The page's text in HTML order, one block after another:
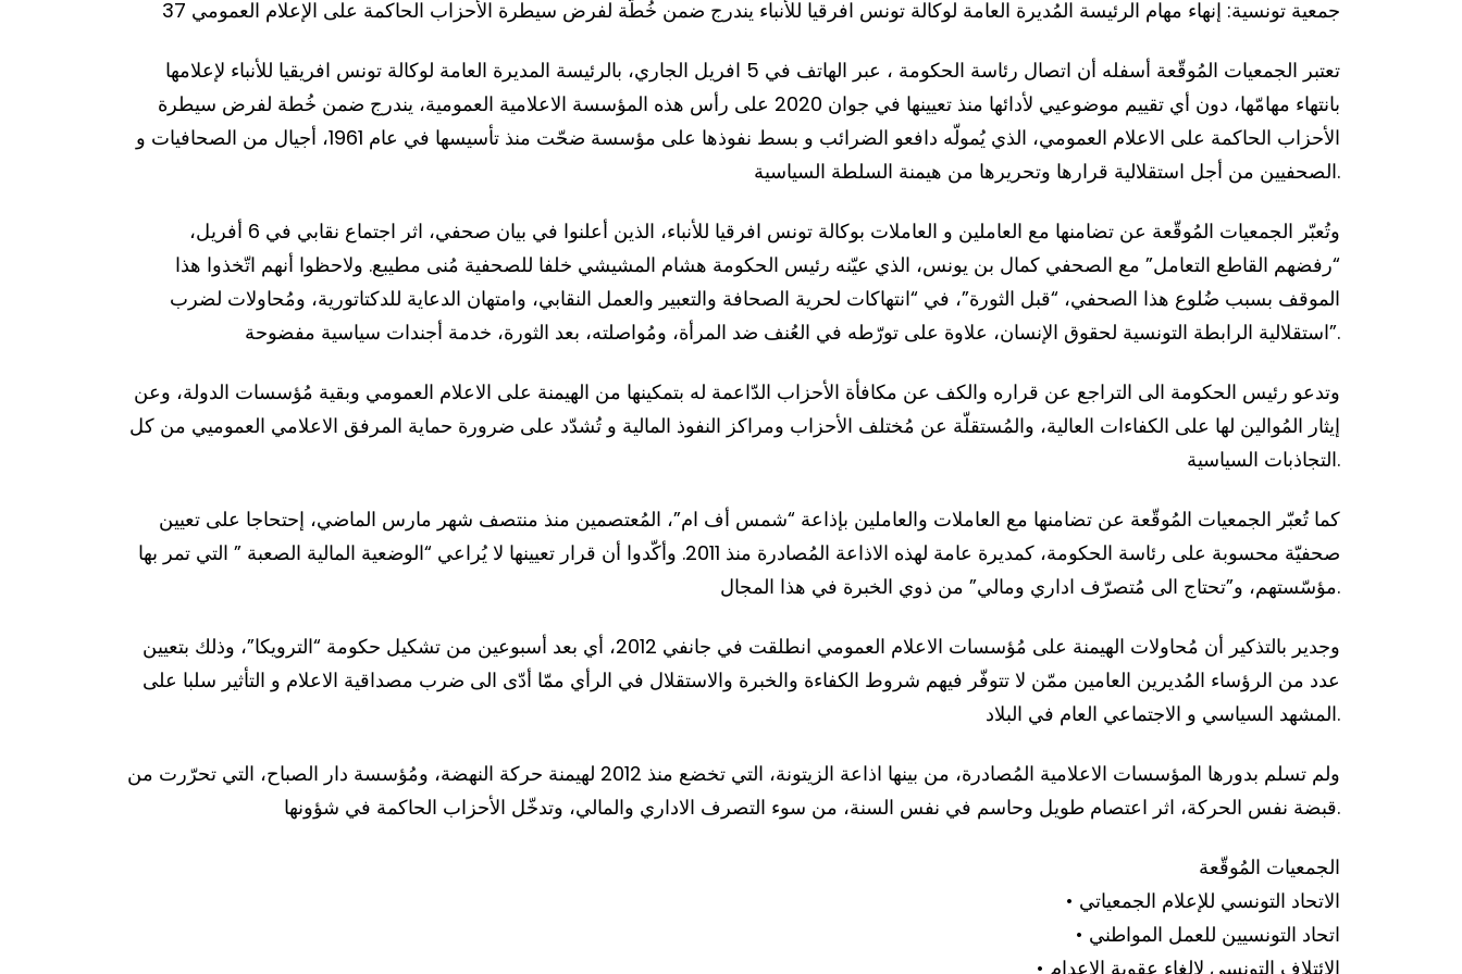
جمعية
إنهاء
مهام
الرئيسة
المُديرة
لوكالة
تونس
افرقيا
للأنباء
ضمن
سيطرة
الأحزاب
الحاكمة
الإعلام
العمومي
37 جمعية تونسية: إنهاء مهام الرئيسة المُديرة العامة لوكالة تونس افرقيا للأنباء يندرج ضمن خُطّة لفرض سيطرة الأحزاب الحاكمة على الإعلام العمومي
تعتبر الجمعيات المُوقّعة أسفله أن اتصال رئاسة الحكومة ، عبر الهاتف في 5 افريل الجاري، بالرئيسة المديرة العامة لوكالة تونس افريقيا للأنباء لإعلامها
بانتهاء مهامّها، دون أي تقييم موضوعيي لأدائها منذ تعيينها في جوان 2020 على رأس هذه المؤسسة الاعلامية العمومية، يندرج ضمن خُطة لفرض سيطرة
الأحزاب الحاكمة على الاعلام العمومي، الذي يُمولّه دافعو الضرائب و بسط نفوذها على مؤسسة ضحّت منذ تأسيسها في عام 1961، أجيال من الصحافيات و
الصحفيين من أجل استقلالية قرارها وتحريرها من هيمنة السلطة السياسية.
وتُعبّر الجمعيات المُوقّعة عن تضامنها مع العاملين و العاملات بوكالة تونس افرقيا للأنباء، الذين أعلنوا في بيان صحفي، اثر اجتماع نقابي في 6 أفريل،
“رفضهم القاطع التعامل” مع الصحفي كمال بن يونس، الذي عيّنه رئيس الحكومة هشام المشيشي خلفا للصحفية مُنى مطيبع. ولاحظوا أنهم اتّخذوا هذا
الموقف بسبب ضُلوع هذا الصحفي، “قبل الثورة”، في “انتهاكات لحرية الصحافة والتعبير والعمل النقابي، وامتهان الدعاية للدكتاتورية، ومُحاولات لضرب
استقلالية الرابطة التونسية لحقوق الإنسان، علاوة على تورّطه في العُنف ضد المرأة، ومُواصلته، بعد الثورة، خدمة أجندات سياسية مفضوحة”.
وتدعو رئيس الحكومة الى التراجع عن قراره والكف عن مكافأة الأحزاب الدّاعمة له بتمكينها من الهيمنة على الاعلام العمومي وبقية مُؤسسات الدولة، وعن
إيثار المُوالين لها على الكفاءات العالية، والمُستقلّة عن مُختلف الأحزاب ومراكز النفوذ المالية و تُشدّد على ضرورة حماية المرفق الاعلامي العموميي من كل
التجاذبات السياسية.
كما تُعبّر الجمعيات المُوقّعة عن تضامنها مع العاملات والعاملين بإذاعة “شمس أف ام”، المُعتصمين منذ منتصف شهر مارس الماضي، إحتحاجا على تعيين
صحفيّة محسوبة على رئاسة الحكومة، كمديرة عامة لهذه الاذاعة المُصادرة منذ 2011. وأكّدوا أن قرار تعيينها لا يُراعي “الوضعية المالية الصعبة ” التي تمر بها
مؤسّستهم، و”تحتاج الى مُتصرّف اداري ومالي” من ذوي الخبرة في هذا المجال.
وجدير بالتذكير أن مُحاولات الهيمنة على مُؤسسات الاعلام العمومي انطلقت في جانفي 2012، أي بعد أسبوعين من تشكيل حكومة “الترويكا”، وذلك بتعيين
عدد من الرؤساء المُديرين العامين ممّن لا تتوفّر فيهم شروط الكفاءة والخبرة والاستقلال في الرأي ممّا أدّى الى ضرب مصداقية الاعلام و التأثير سلبا على
المشهد السياسي و الاجتماعي العام في البلاد.
ولم تسلم بدورها المؤسسات الاعلامية المُصادرة، من بينها اذاعة الزيتونة، التي تخضع منذ 2012 لهيمنة حركة النهضة، ومُؤسسة دار الصباح، التي تحرّرت من
قبضة نفس الحركة، اثر اعتصام طويل وحاسم في نفس السنة، من سوء التصرف الاداري والمالي، وتدخّل الأحزاب الحاكمة في شؤونها.
الجمعيات المُوقّعة
• الاتحاد التونسي للإعلام الجمعياتي
• اتحاد التونسيين للعمل المواطني
• الائتلاف التونسي لإلغاء عقوبة الاعدام